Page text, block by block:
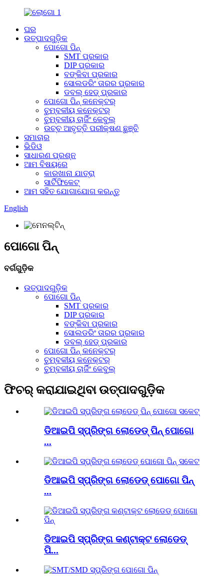
ଘର
ଉତ୍ପାଦଗୁଡ଼ିକ
ପୋଗୋ ପିନ୍
SMT ପ୍ରକାର
DIP ପ୍ରକାର
ବଙ୍କିବା ପ୍ରକାର
ସୋଲଡରିଂ ତାରର ପ୍ରକାର
ଡବଲ୍ ହେଡ୍ ପ୍ରକାର
ପୋଗୋ ପିନ୍ କନେକ୍ଟର୍
ଚୁମ୍ବକୀୟ କନେକ୍ଟର୍
ଚୁମ୍ବକୀୟ ଚାର୍ଜିଂ କେବୁଲ୍
ଉଚ୍ଚ ଆବୃତ୍ତି ପରୀକ୍ଷଣ ଛୁଞ୍ଚି
ସମାଚାର
ଭିଡିଓ
ସାଧାରଣ ପ୍ରଶ୍ନ
ଆମ ବିଷୟରେ
କାରଖାନା ଯାତ୍ରା
ସାର୍ଟିଫିକେଟ୍
ଆମ ସହିତ ଯୋଗାଯୋଗ କରନ୍ତୁ
English
ପୋଗୋ ପିନ୍
ବର୍ଗଗୁଡ଼ିକ
ଉତ୍ପାଦଗୁଡ଼ିକ
ପୋଗୋ ପିନ୍
SMT ପ୍ରକାର
DIP ପ୍ରକାର
ବଙ୍କିବା ପ୍ରକାର
ସୋଲଡରିଂ ତାରର ପ୍ରକାର
ଡବଲ୍ ହେଡ୍ ପ୍ରକାର
ପୋଗୋ ପିନ୍ କନେକ୍ଟର୍
ଚୁମ୍ବକୀୟ କନେକ୍ଟର୍
ଚୁମ୍ବକୀୟ ଚାର୍ଜିଂ କେବୁଲ୍
ଫିଚର୍ କରାଯାଇଥିବା ଉତ୍ପାଦଗୁଡ଼ିକ
ଡିଆଇପି ସ୍ପ୍ରିଙ୍ଗ ଲୋଡେଡ୍ ପିନ୍ ପୋଗୋ
...
ଡିଆଇପି ସ୍ପ୍ରିଙ୍ଗ ଲୋଡେଡ୍ ପୋଗୋ ପିନ୍
...
ଡିଆଇପି ସ୍ପ୍ରିଙ୍ଗ କଣ୍ଟାକ୍ଟ ଲୋଡେଡ୍
ପି...